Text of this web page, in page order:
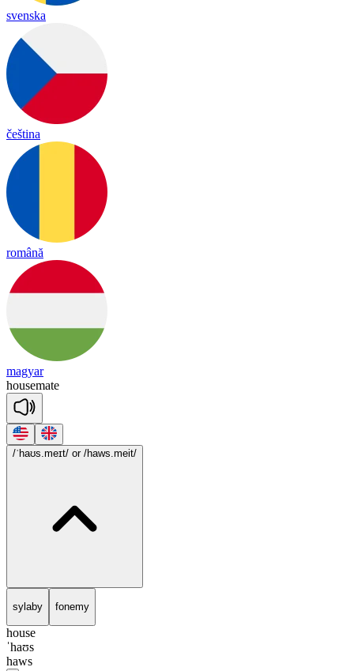
svenska
čeština
română
magyar
housemate
/ˈhaʊs.meɪt/ or /haws.meit/
sylaby fonemy
house
ˈhaʊs
haws